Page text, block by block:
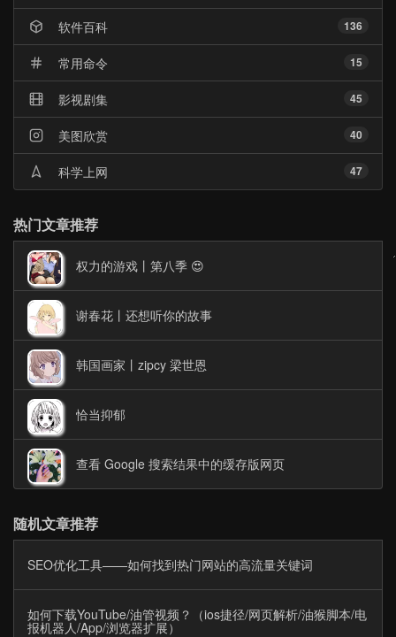
136
软件百科
15
常用命令
45
影视剧集
40
美图欣赏
47
科学上网
热门文章推荐
权力的游戏丨第八季 😍
谢春花丨还想听你的故事
韩国画家丨zipcy 梁世恩
恰当抑郁
查看 Google 搜索结果中的缓存版网页
随机文章推荐
SEO优化工具——如何找到热门网站的高流量关键词
如何下载YouTube/油管视频？（ios捷径/网页解析/油猴脚本/电
报机器人/App/浏览器扩展）